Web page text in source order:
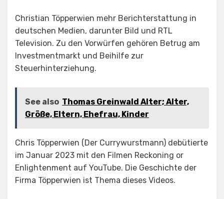
Christian Töpperwien mehr Berichterstattung in
deutschen Medien, darunter Bild und RTL
Television. Zu den Vorwürfen gehören Betrug am
Investmentmarkt und Beihilfe zur
Steuerhinterziehung.
See also Thomas Greinwald Alter; Alter,
Größe, Eltern, Ehefrau, Kinder
Chris Töpperwien (Der Currywurstmann) debütierte
im Januar 2023 mit den Filmen Reckoning or
Enlightenment auf YouTube. Die Geschichte der
Firma Töpperwien ist Thema dieses Videos.